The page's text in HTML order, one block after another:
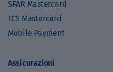
SPAR Mastercard
TCS Mastercard
Mobile Payment
Assicurazioni